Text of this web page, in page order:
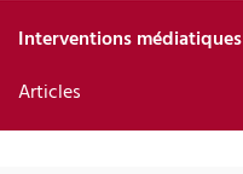
Interventions médiatiques
Articles